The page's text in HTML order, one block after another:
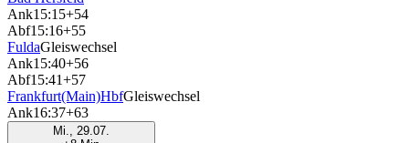
Ank15:15+54
Abf15:16+55
FuldaGleiswechsel
Ank15:40+56
Abf15:41+57
Frankfurt(Main)HbfGleiswechsel
Ank16:37+63
Mi., 29.07.